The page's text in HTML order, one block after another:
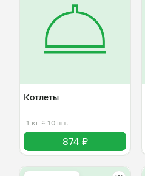
Котлеты
1 кг ≈ 10 шт.
874 ₽